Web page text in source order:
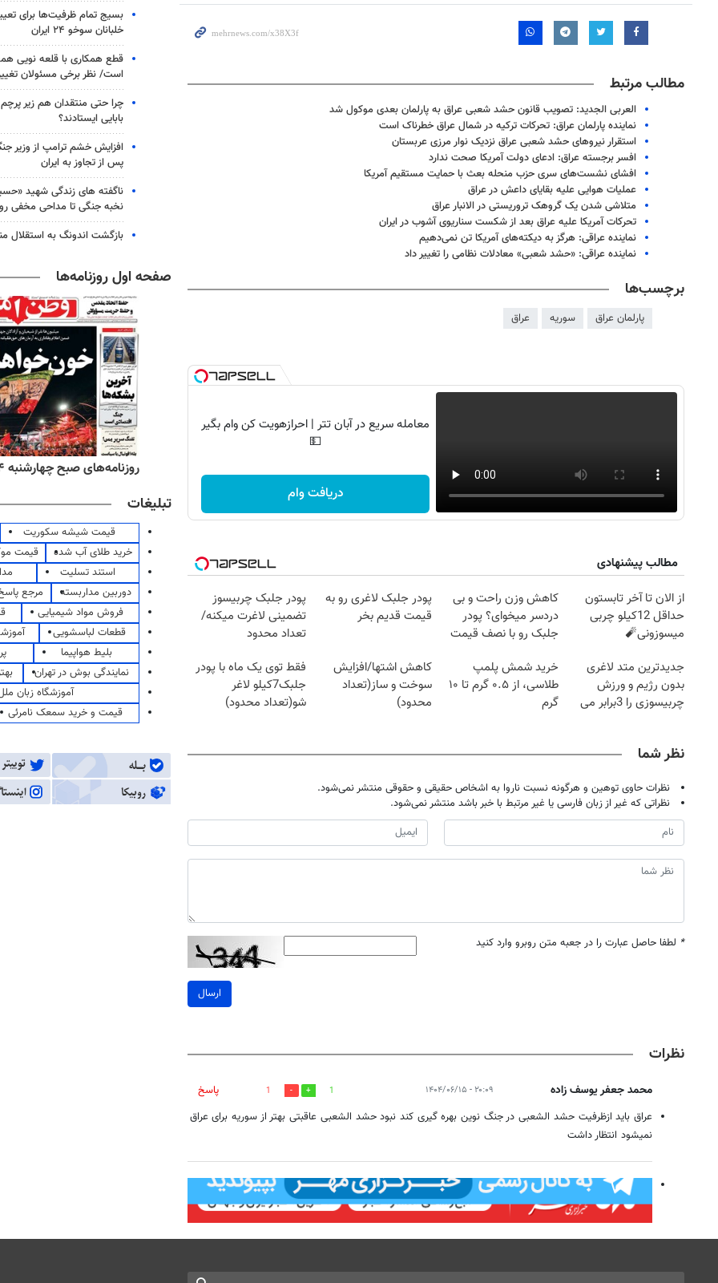
مطالب مرتبط
العربی الجدید: تصویب قانون حشد شعبی عراق به پارلمان بعدی موکول شد
نماینده پارلمان عراق: تحرکات ترکیه در شمال عراق خطرناک است
استقرار نیروهای حشد شعبی عراق نزدیک نوار مرزی عربستان
افسر برجسته عراق: ادعای دولت آمریکا صحت ندارد
افشای نشست‌های سری حزب منحله بعث با حمایت مستقیم آمریکا
عملیات هوایی علیه بقایای داعش در عراق
متلاشی شدن یک گروهک تروریستی در الانبار عراق
تحرکات آمریکا علیه عراق بعد از شکست سناریوی آشوب در ایران
نماینده عراقی: هرگز به دیکته‌های آمریکا تن نمی‌دهیم
نماینده عراقی: «حشد شعبی» معادلات نظامی را تغییر داد
برچسب‌ها
پارلمان عراق سوریه عراق
معامله سریع در آبان تتر | احرازهویت کن وام بگیر
💵
دریافت وام
مطالب پیشنهادی
از الان تا آخر تابستون
حداقل 12کیلو چربی
میسوزونی🧨
کاهش وزن راحت و بی
دردسر میخوای؟ پودر
جلبک رو با نصف قیمت
پودر جلبک لاغری رو به
قیمت قدیم بخر
پودر جلبک چربیسوز
تضمینی لاغرت میکنه/
تعداد محدود
جدیدترین متد لاغری
بدون رژیم و ورزش
چربیسوزی را 3برابر می
خرید شمش پلمپ
طلاسی، از ۰.۵ گرم تا ۱۰
گرم
کاهش اشتها/افزایش
سوخت و ساز(تعداد
محدود)
فقط توی یک ماه با پودر
جلبک7کیلو لاغر
شو(تعداد محدود)
نظر شما
نظرات حاوی توهین و هرگونه نسبت ناروا به اشخاص حقیقی و حقوقی منتشر نمی‌شود.
نظراتی که غیر از زبان فارسی یا غیر مرتبط با خبر باشد منتشر نمی‌شود.
* لطفا حاصل عبارت را در جعبه متن روبرو وارد کنید
ارسال
نظرات
محمد جعفر یوسف زاده ۲۰:۰۹ - ۱۴۰۴/۰۶/۱۵ 1
1
پاسخ
عراق باید ازظرفیت حشد الشعبی در جنگ نوین بهره گیری کند نبود حشد الشعبی عاقبتی بهتر از سوریه برای عراق
نمیشود انتظار داشت
بسیج تمام ظرفیت‌ها برای
خلبانان سوخو ۲۴ ایران
قطع همکاری با قلعه نویی
است/ نظر برخی مسئولان
چرا حتی منتقدان هم زیر
بابایی ایستادند؟
افزایش خشم ترامپ از وزیر
پس از تجاوز به ایران
ناگفته های زندگی شهید
نخبه جنگی تا مداحی مخفی
بازگشت اندونگ به استقلال
صفحه اول روزنامه‌ها
روزنامه‌های اقتصادی پنج‌شنبه ۱۵ مرداد ۱۴۰۵ روزنامه‌های صبح چهارشنبه ۱۴ مرداد ۱۴۰۵
تبلیغات
قیمت شیشه سکوریت
خرید طلای آب شده
قیمت
استند تسلیت
دوربین مداربسته
مرجع
فروش مواد شیمیایی
قطعات لباسشویی
بلیط هواپیما
نمایندگی بوش در تهران
آموزشگاه زبان
قیمت و خرید سمعک نامرئی